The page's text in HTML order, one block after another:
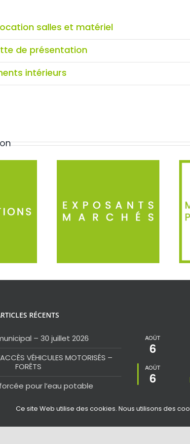
salles et matériel
de présentation
intérieurs
RÉCENTS
– 30 juillet 2026
VÉHICULES MOTORISÉS –
FORÊTS
pour l’eau potable
Orange Canicule
à la pointe de l’innovation
AOÛT
6
AOÛT
6
7
Ce site Web utilise des cookies. Nous utilisons des